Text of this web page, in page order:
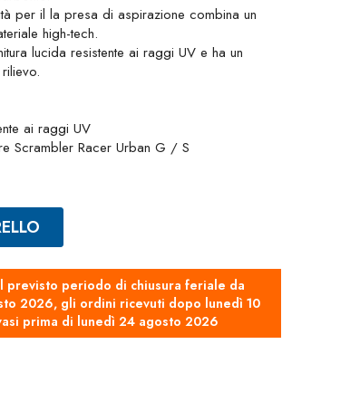
per il la presa di aspirazione combina un
high-tech.
lucida resistente ai raggi UV e ha un
ai raggi UV
Scrambler Racer Urban G / S
previsto periodo di chiusura feriale da
2026, gli ordini ricevuti dopo lunedì 10
prima di lunedì 24 agosto 2026